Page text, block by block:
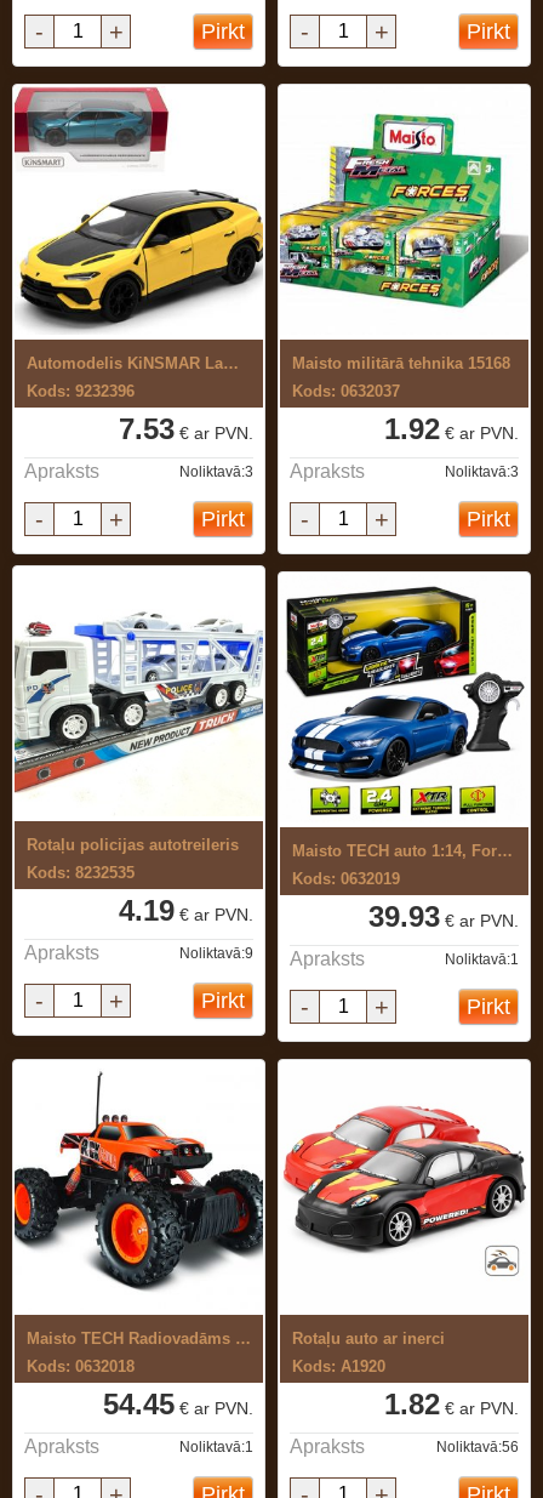
- + Pirkt - + Pirkt
Automodelis KiNSMAR Lamborghini Urus ...
Kods: 9232396
7.53 € ar PVN.
Apraksts Noliktavā:3
- + Pirkt
Maisto militārā tehnika 15168
Kods: 0632037
1.92 € ar PVN.
Apraksts Noliktavā:3
- + Pirkt
Rotaļu policijas autotreileris
Kods: 8232535
4.19 € ar PVN.
Apraksts Noliktavā:9
- + Pirkt
Maisto TECH auto 1:14, Ford Shelby ...
Kods: 0632019
39.93 € ar PVN.
Apraksts Noliktavā:1
- + Pirkt
Maisto TECH Radiovadāms rotaļu auto ...
Kods: 0632018
54.45 € ar PVN.
Apraksts Noliktavā:1
Rotaļu auto ar inerci
Kods: A1920
1.82 € ar PVN.
Apraksts Noliktavā:56